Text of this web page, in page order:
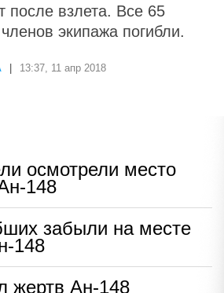
после взлета. Все 65
экипажа погибли.
13:37, 11 апр 2018
осмотрели место
148
забыли на месте
148
жертв Ан-148